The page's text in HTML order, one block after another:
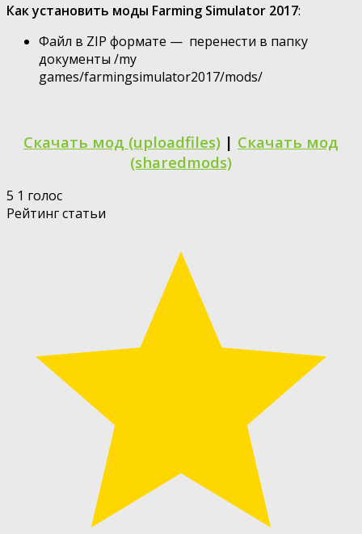
Как установить моды Farming Simulator 2017:
Файл в ZIP формате — перенести в папку
документы /my
games/farmingsimulator2017/mods/
Скачать мод (uploadfiles) | Скачать мод
(sharedmods)
5 1 голос
Рейтинг статьи